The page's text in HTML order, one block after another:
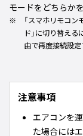
モードをどちらか
※
「スマホリモコン
ド」に切り替える
由で再度接続設定
注意事項
エアコンを
た場合には